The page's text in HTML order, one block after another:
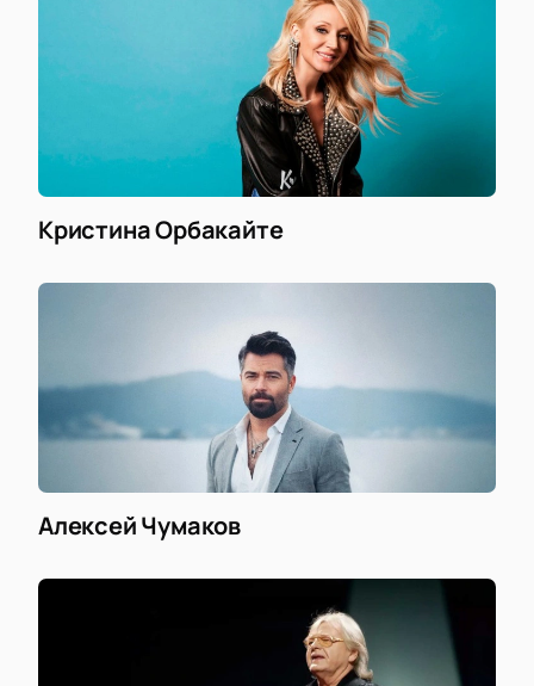
Кристина Орбакайте
Алексей Чумаков